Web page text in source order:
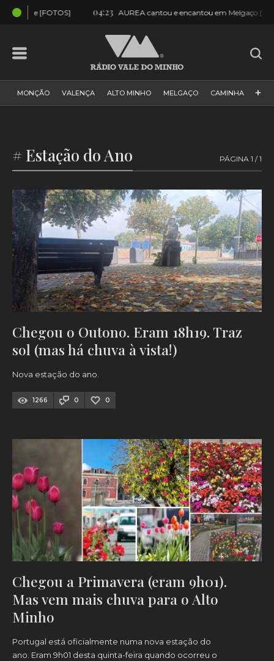
04:23 AUREA cantou e encantou em Melgaço [VÍDEO e FOTOS]
MONÇÃO VALENÇA ALTO MINHO MELGAÇO CAMINHA
VALE DO MINHO MINHO MUNDO ESPANHA NORTE
VILA PRAIA DE ÂNCORA
+
# Estação do Ano PÁGINA 1 / 1
Chegou o Outono. Eram 18h19. Traz
sol (mas há chuva à vista!)
Nova estação do ano.
1266 0 0
Chegou a Primavera (eram 9h01).
Mas vem mais chuva para o Alto
Minho
Portugal está oficialmente numa nova estação do
ano. Eram 9h01 desta quinta-feira quando ocorreu o